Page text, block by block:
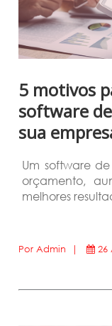
5 motivos
software
sua
Um software
orçamento,
melhores
Por Admin | 26